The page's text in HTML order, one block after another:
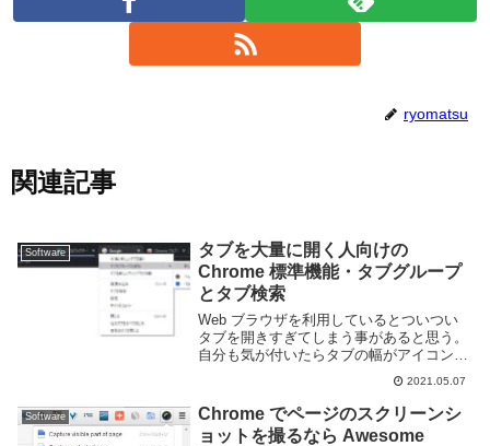
ryomatsu
関連記事
Software
タブを大量に開く人向けの
Chrome 標準機能・タブグループ
とタブ検索
Web ブラウザを利用しているとついつい
タブを開きすぎてしまう事があると思う。
自分も気が付いたらタブの幅がアイコン一
つ分ぐらいになってしまうことが良くあ
る。以前であればこのような問題に対処す
るにはタブを整理するための拡張機能を利
用する事が一...
2021.05.07
Software
Chrome でページのスクリーンシ
ョットを撮るなら Awesome